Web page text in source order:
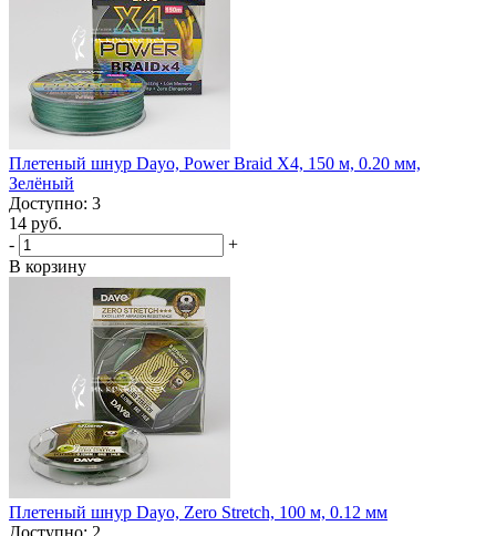
Плетеный шнур Dayo, Power Braid X4, 150 м, 0.20 мм,
Зелёный
Доступно: 3
14 руб.
-
+
В корзину
Плетеный шнур Dayo, Zero Stretch, 100 м, 0.12 мм
Доступно: 2